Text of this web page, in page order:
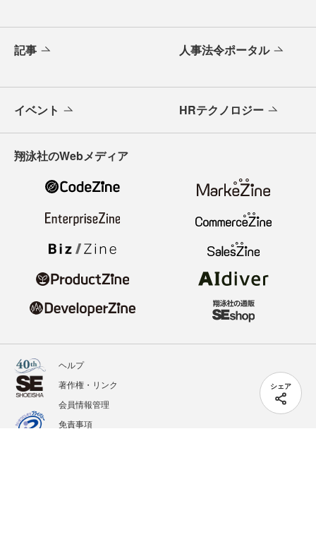
シェア
記事 人事法令ポータル
イベント HRテクノロジー
翔泳社のWebメディア
ヘルプ
著作権・リンク
会員情報管理
免責事項